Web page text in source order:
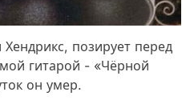
позирует перед
гитарой - «Чёрной
он умер.